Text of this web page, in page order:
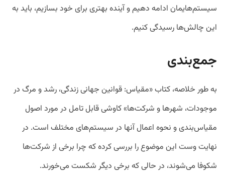
سیستم‌هایمان ادامه دهیم و آینده بهتری برای خود بسازیم، باید به
این چالش‌ها رسیدگی کنیم.
جمع‌بندی
به طور خلاصه، کتاب «مقیاس: قوانین جهانی زندگی، رشد و مرگ در
موجودات، شهرها و شرکت‌ها» کاوشی قابل تامل در مورد اصول
مقیاس‌بندی و نحوه اعمال آنها در سیستم‌های مختلف است. در
نهایت وست این موضوع را بررسی کرده که چرا برخی از شرکت‌ها
شکوفا می‌شوند، در حالی که برخی دیگر شکست می‌خورند.